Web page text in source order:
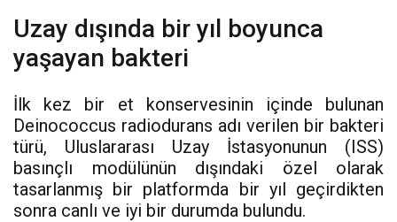
Uzay dışında bir yıl boyunca
yaşayan bakteri
İlk kez bir et konservesinin içinde bulunan
Deinococcus radiodurans adı verilen bir bakteri
türü, Uluslararası Uzay İstasyonunun (ISS)
basınçlı modülünün dışındaki özel olarak
tasarlanmış bir platformda bir yıl geçirdikten
sonra canlı ve iyi bir durumda bulundu.